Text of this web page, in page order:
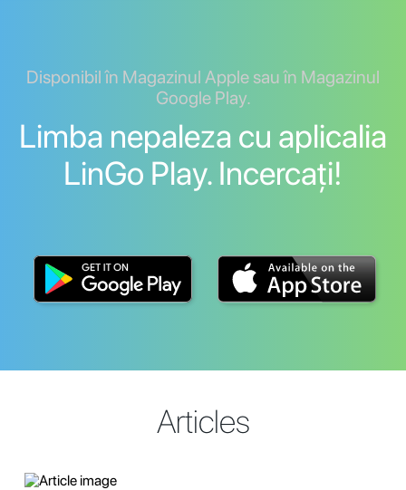
Disponibil în Magazinul Apple sau în Magazinul
Google Play.
Limba nepaleza cu aplicalia
LinGo Play. Incercați!
Articles